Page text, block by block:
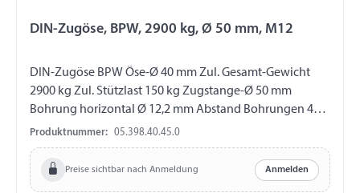
DIN-Zugöse, BPW, 2900 kg, Ø 50 mm, M12
DIN-Zugöse BPW Öse-Ø 40 mm Zul. Gesamt-Gewicht
2900 kg Zul. Stützlast 150 kg Zugstange-Ø 50 mm
Bohrung horizontal Ø 12,2 mm Abstand Bohrungen 40
mm passend für ZAV1,6-5, ZAV2,0-5, ZAV2,7-4
Produktnummer: 05.398.40.45.0
Preise sichtbar nach Anmeldung Anmelden